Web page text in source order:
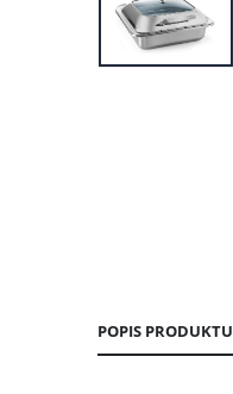
POPIS PRODUKTU